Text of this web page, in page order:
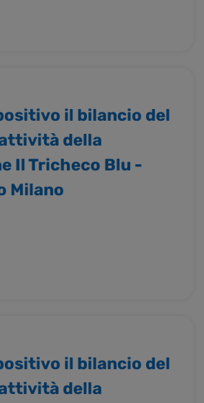
il bilancio del
attività della
Il Tricheco Blu -
Milano
il bilancio del
attività della